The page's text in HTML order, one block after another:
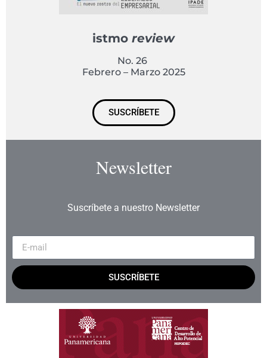
istmo review
No. 26
Febrero – Marzo 2025
SUSCRÍBETE
Newsletter
Suscríbete a nuestro Newsletter
SUSCRÍBETE